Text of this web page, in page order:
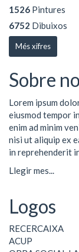
1526 Pintures
6752 Dibuixos
Més xifres
Sobre
Lorem ipsum
eiusmod tempor
enim ad minim
nisi ut aliquip ex
in reprehenderit
Llegir mes...
Logos
RECERCAIXA
ACUP